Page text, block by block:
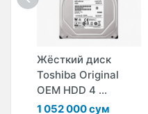
Жёсткий диск
Toshiba Original
OEM HDD 4 ...
1 052 000 сум